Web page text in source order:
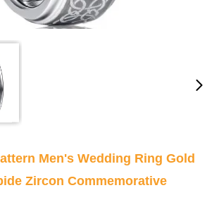
Men's Wedding Ring Gold
Zircon Commemorative